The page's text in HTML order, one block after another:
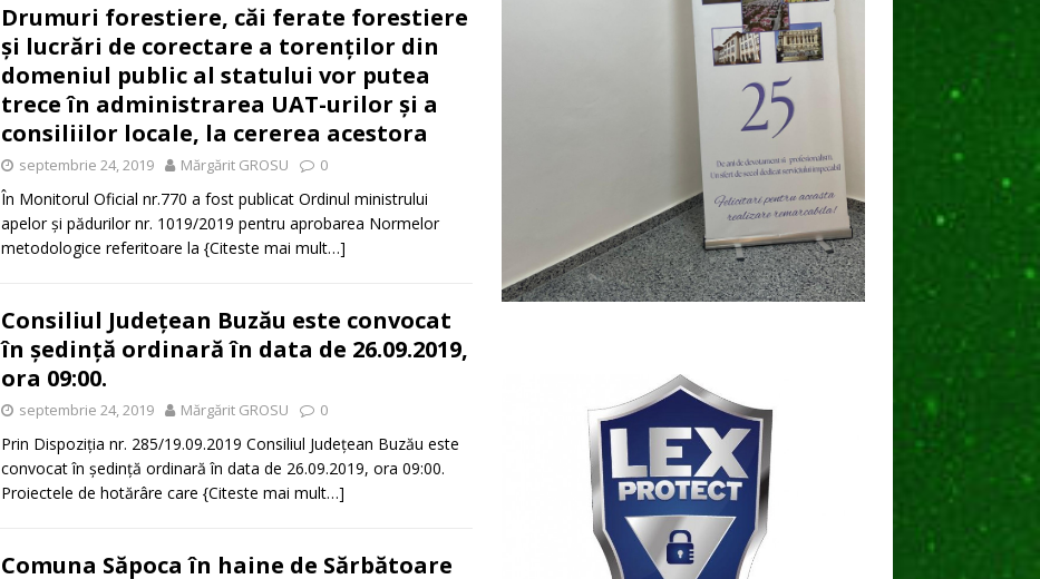
Drumuri forestiere, căi ferate forestiere
și lucrări de corectare a torenților din
domeniul public al statului vor putea
trece în administrarea UAT-urilor și a
consiliilor locale, la cererea acestora
septembrie 24, 2019 Mărgărit GROSU 0
În Monitorul Oficial nr.770 a fost publicat Ordinul ministrului
apelor și pădurilor nr. 1019/2019 pentru aprobarea Normelor
metodologice referitoare la {Citeste mai mult…]
Consiliul Județean Buzău este convocat
în ședință ordinară în data de 26.09.2019,
ora 09:00.
septembrie 24, 2019 Mărgărit GROSU 0
Prin Dispoziția nr. 285/19.09.2019 Consiliul Județean Buzău este
convocat în ședință ordinară în data de 26.09.2019, ora 09:00.
Proiectele de hotărâre care {Citeste mai mult…]
Comuna Săpoca în haine de Sărbătoare